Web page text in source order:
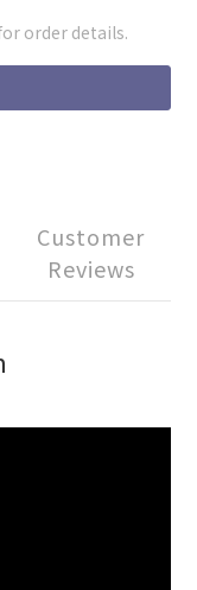
order details.
Customer
Reviews